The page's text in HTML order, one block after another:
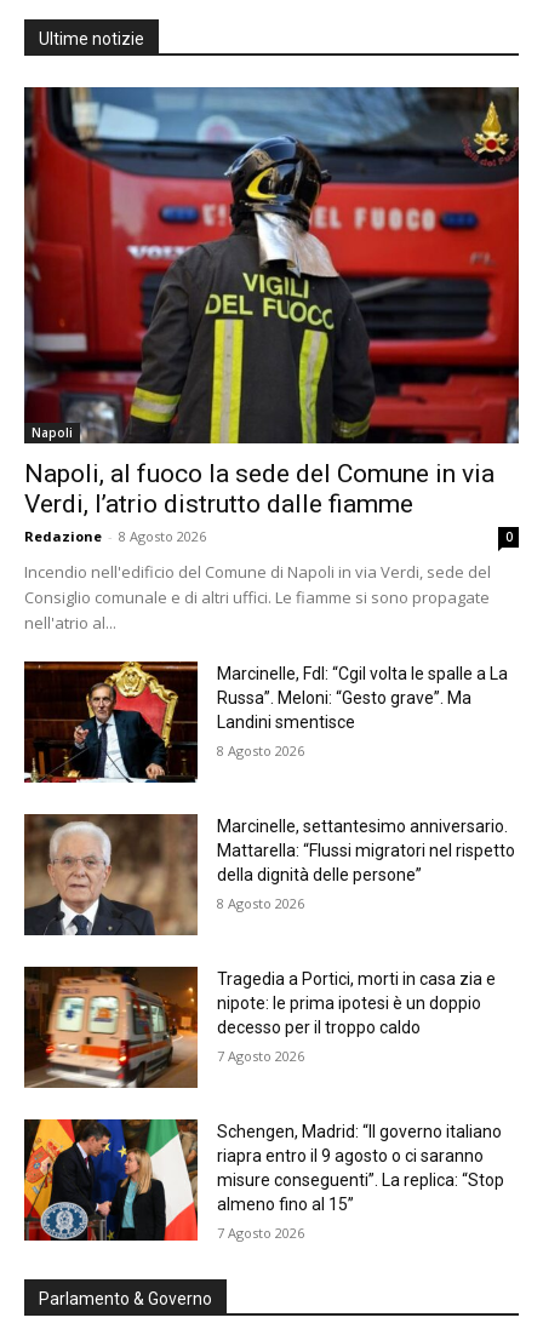
Ultime notizie
Napoli
Napoli, al fuoco la sede del Comune in via
Verdi, l’atrio distrutto dalle fiamme
Redazione - 8 Agosto 2026 0
Incendio nell'edificio del Comune di Napoli in via Verdi, sede del
Consiglio comunale e di altri uffici. Le fiamme si sono propagate
nell'atrio al...
Marcinelle, FdI: “Cgil volta le spalle a La
Russa”. Meloni: “Gesto grave”. Ma
Landini smentisce
8 Agosto 2026
Marcinelle, settantesimo anniversario.
Mattarella: “Flussi migratori nel rispetto
della dignità delle persone”
8 Agosto 2026
Tragedia a Portici, morti in casa zia e
nipote: le prima ipotesi è un doppio
decesso per il troppo caldo
7 Agosto 2026
Schengen, Madrid: “Il governo italiano
riapra entro il 9 agosto o ci saranno
misure conseguenti”. La replica: “Stop
almeno fino al 15”
7 Agosto 2026
Parlamento & Governo